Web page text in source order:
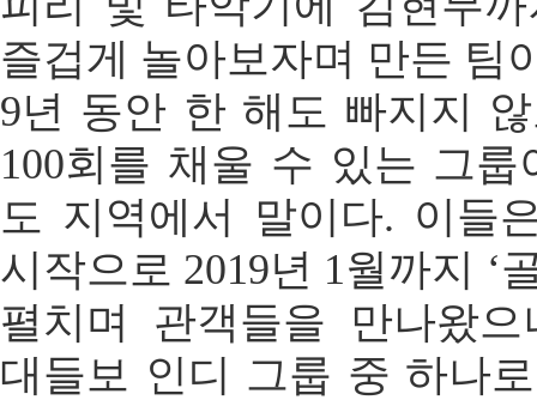
즐겁게 놀아보자며 만든 팀
9년 동안 한 해도 빠지지
100회를 채울 수 있는 그
도 지역에서 말이다. 이들
시작으로 2019년 1월까지 ‘
펼치며 관객들을 만나왔
대들보 인디 그룹 중 하나